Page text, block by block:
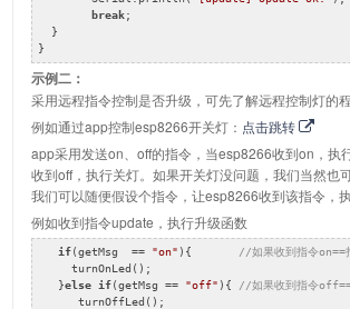
break;
}
示例二：
采用远程指令控制是否升级，可先了解远程控制灯的
例如通过app控制esp8266开关灯： 点击跳转
app采用发送on、off的指令，当esp8266收到on，执
收到off，执行关灯。如果开关灯没问题，我们当然也
我们可以随便假设个指令，让esp8266收到该指令，执
例如收到指令update，执行升级函数
if(getMsg  == "on" ){
//如果收到指令on==
   }
else if(getMsg == "off" ){
//如果收到指令